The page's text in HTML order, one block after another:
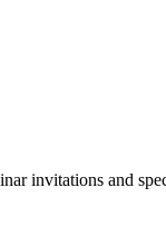
invitations and